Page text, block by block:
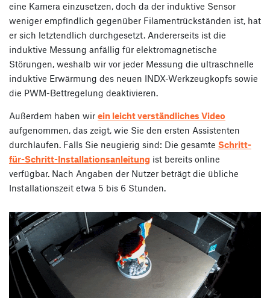
eine Kamera einzusetzen, doch da der induktive Sensor
weniger empfindlich gegenüber Filamentrückständen ist, hat
er sich letztendlich durchgesetzt. Andererseits ist die
induktive Messung anfällig für elektromagnetische
Störungen, weshalb wir vor jeder Messung die ultraschnelle
induktive Erwärmung des neuen INDX-Werkzeugkopfs sowie
die PWM-Bettregelung deaktivieren.
Außerdem haben wir ein leicht verständliches Video
aufgenommen, das zeigt, wie Sie den ersten Assistenten
durchlaufen. Falls Sie neugierig sind: Die gesamte Schritt-
für-Schritt-Installationsanleitung ist bereits online
verfügbar. Nach Angaben der Nutzer beträgt die übliche
Installationszeit etwa 5 bis 6 Stunden.